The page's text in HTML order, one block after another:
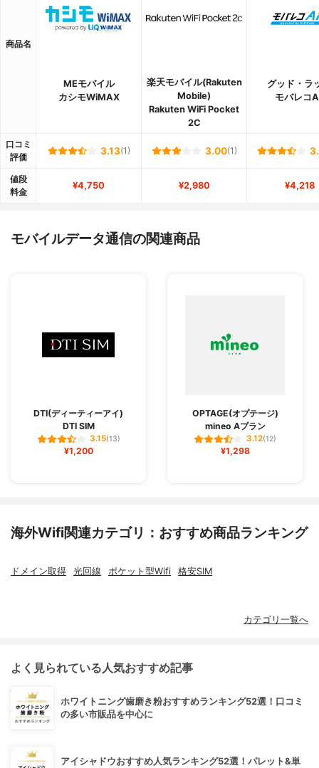
商品名
MEモバイル
カシモWiMAX
楽天モバイル(Rakuten
Mobile)
Rakuten WiFi Pocket
2C
グッド・ラ
モバレコ
口コミ
評価
3.13(1) 3.00(1)
値段
料金
¥4,750 ¥2,980 ¥4,218
モバイルデータ通信の関連商品
DTI(ディーティーアイ)
DTI SIM
3.15(13)
¥1,200
OPTAGE(オプテージ)
mineo Aプラン
3.12(12)
¥1,298
海外Wifi関連カテゴリ：おすすめ商品ランキング
ドメイン取得 光回線 ポケット型Wifi 格安SIM
カテゴリ一覧へ
よく見られている人気おすすめ記事
ホワイトニング歯磨き粉おすすめランキング52選！口コミ
の多い市販品を中心に
アイシャドウおすすめ人気ランキング52選！パレット&単